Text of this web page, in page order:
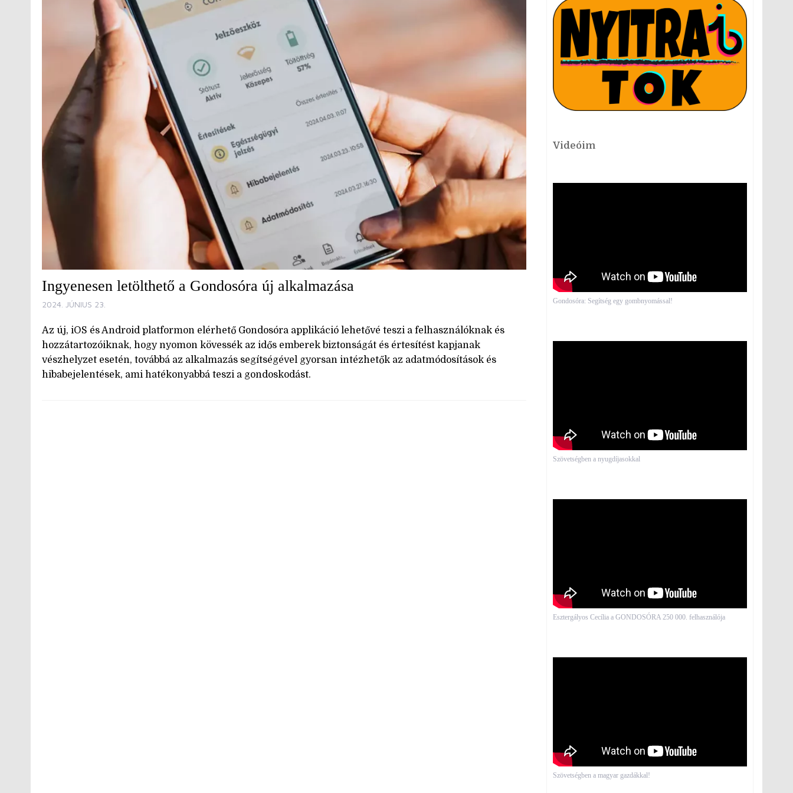
Ingyenesen letölthető a Gondosóra új alkalmazása
2024. JÚNIUS 23.
Az új, iOS és Android platformon elérhető Gondosóra applikáció lehetővé teszi a felhasználóknak és
hozzátartozóiknak, hogy nyomon kövessék az idős emberek biztonságát és értesítést kapjanak
vészhelyzet esetén, továbbá az alkalmazás segítségével gyorsan intézhetők az adatmódosítások és
hibabejelentések, ami hatékonyabbá teszi a gondoskodást.
Videóim
Gondosóra: Segítség egy gombnyomással!
Szövetségben a nyugdíjasokkal
Esztergályos Cecília a GONDOSÓRA 250 000. felhasználója
Szövetségben a magyar gazdákkal!